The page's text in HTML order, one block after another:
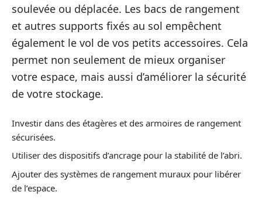
soulevée ou déplacée. Les bacs de rangement
et autres supports fixés au sol empêchent
également le vol de vos petits accessoires. Cela
permet non seulement de mieux organiser
votre espace, mais aussi d’améliorer la sécurité
de votre stockage.
Investir dans des étagères et des armoires de rangement
sécurisées.
Utiliser des dispositifs d’ancrage pour la stabilité de l’abri.
Ajouter des systèmes de rangement muraux pour libérer
de l’espace.